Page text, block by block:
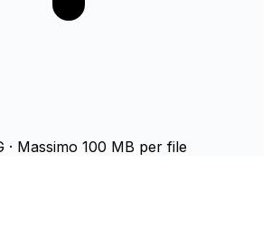
· Massimo 100 MB per file